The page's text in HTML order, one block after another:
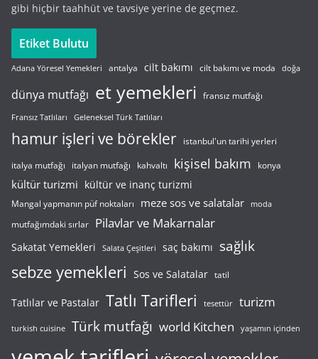
gibi hiçbir taahhüt ve tavsiye yerine de geçmez.
Etiket Bulutu
Adana Yöresel Yemekleri antalya cilt bakımı cilt bakımı ve moda doğa
dünya mutfağı et yemekleri fransız mutfağı
Fransız Tatlıları Geleneksel Türk Tatlıları
hamur işleri ve börekler istanbul'un tarihi yerleri
italya mutfağı italyan mutfağı kahvaltı kişisel bakım konya
kültür turizmi kültür ve inanç turizmi
Mangal yapmanın püf noktaları meze sos ve salatalar moda
mutfağımdaki sırlar Pilavlar ve Makarnalar
Sakatat Yemekleri Salata Çeşitleri saç bakımı sağlık
sebze yemekleri Sos ve Salatalar tatil
Tatlılar ve Pastalar Tatlı Tarifleri tesettür turizm
turkish cuisine Türk mutfağı world Kitchen yaşamın içinden